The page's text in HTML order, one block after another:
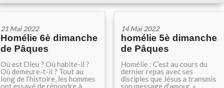
21 Mai 2022
Homélie 6è dimanche
de Pâques
Où est Dieu ? Où habite-il ?
Où demeure-t-il ? Tout au
long de l’histoire, les hommes
ont essayé de répondre à
14 Mai 2022
homélie 5è dimanche
de Pâques
Homélie : C’est au cours du
dernier repas avec ses
disciples que Jésus a transmis
son message d'amour. «